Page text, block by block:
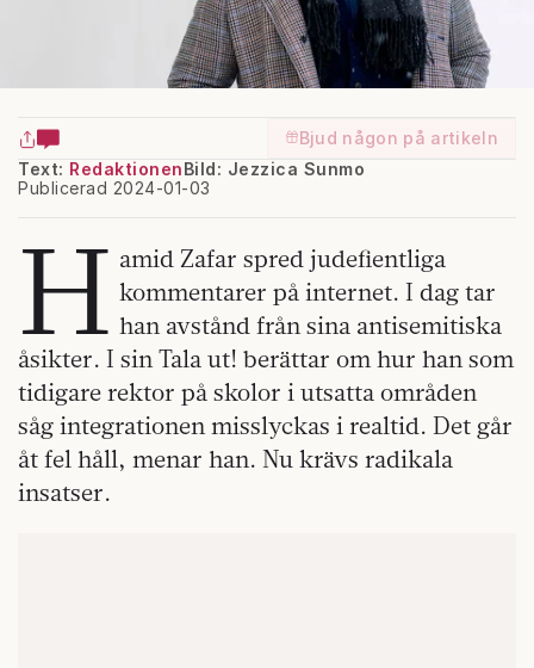
Bjud någon på artikeln
Text: Redaktionen
Publicerad 2024-01-03
Bild: Jezzica Sunmo
H amid Zafar spred judefientliga
kommentarer på internet. I dag tar
han avstånd från sina antisemitiska
åsikter. I sin Tala ut! berättar om hur han som
tidigare rektor på skolor i utsatta områden
såg integrationen misslyckas i realtid. Det går
åt fel håll, menar han. Nu krävs radikala
insatser.